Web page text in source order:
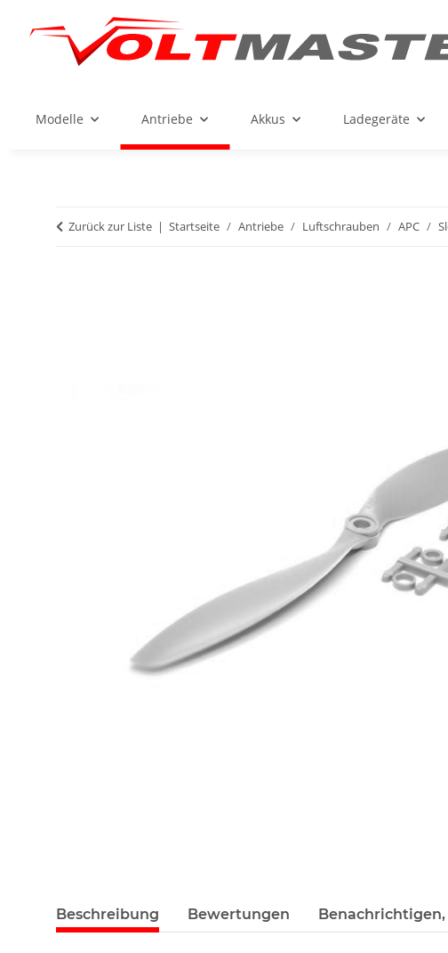
Modelle Antriebe Akkus Ladegeräte
Zurück zur Liste Startseite Antriebe Luftschrauben APC
Beschreibung Bewertungen